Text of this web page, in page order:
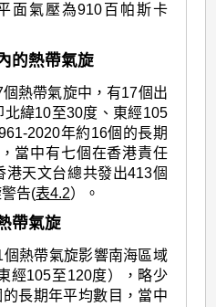
面氣壓為910百帕斯卡
的熱帶氣旋
熱帶氣旋中，有17個出
緯10至30度、東經105
2020年約16個的長期
當中有七個在香港責任
港天文台總共發出413個
告(表4.2）。
帶氣旋
熱帶氣旋影響南海區域
經105至120度），略少
長期年平均數目，當中